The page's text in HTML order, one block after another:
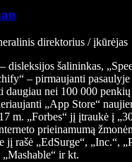
direktorius / įkūrėjas
disleksijos šalininkas,
– pirmaujanti
daugiau nei 100 000
„App Store“
m. „Forbes“ jį įtraukė į
prieinamumą
jį rašė „EdSurge“, „Inc.“,
„Mashable“ ir kt.